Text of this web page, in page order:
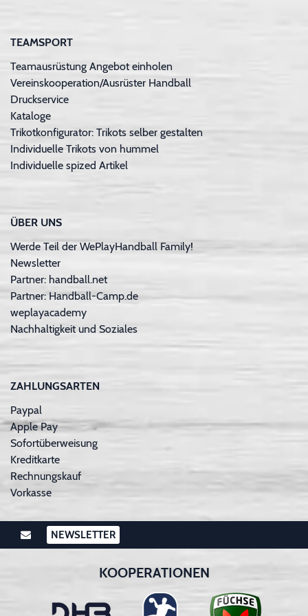
TEAMSPORT
Teamausrüstung Angebot einholen
Vereinskooperation/Ausrüster Handball
Druckservice
Kataloge
Trikotkonfigurator: Trikots selber gestalten
Individuelle Trikots von hummel
Individuelle spized Artikel
ÜBER UNS
Werde Teil der WePlayHandball Family!
Newsletter
Partner: handball.net
Partner: Handball-Camp.de
weplayacademy
Nachhaltigkeit und Soziales
ZAHLUNGSARTEN
Paypal
Apple Pay
Sofortüberweisung
Kreditkarte
Rechnungskauf
Vorkasse
NEWSLETTER
KOOPERATIONEN